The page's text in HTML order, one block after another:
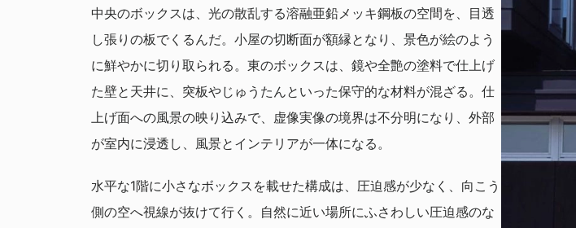
中央のボックスは、光の散乱する溶融亜鉛メッキ鋼板の空間を、目透
し張りの板でくるんだ。小屋の切断面が額縁となり、景色が絵のよう
に鮮やかに切り取られる。東のボックスは、鏡や全艶の塗料で仕上げ
た壁と天井に、突板やじゅうたんといった保守的な材料が混ざる。仕
上げ面への風景の映り込みで、虚像実像の境界は不分明になり、外部
が室内に浸透し、風景とインテリアが一体になる。
水平な1階に小さなボックスを載せた構成は、圧迫感が少なく、向こう
側の空へ視線が抜けて行く。自然に近い場所にふさわしい圧迫感のな